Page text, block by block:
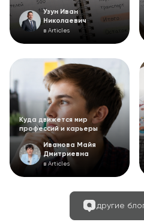
Узун Иван
Николаевич
в Articles
Куда движется мир
профессий и карьеры
Иванова Майя
Дмитриевна
в Articles
другие